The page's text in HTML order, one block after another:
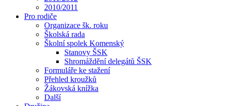
2010/2011
Pro rodiče
Organizace šk. roku
Školská rada
Školní spolek Komenský
Stanovy ŠSK
Shromáždění delegátů ŠSK
Formuláře ke stažení
Přehled kroužků
Žákovská knížka
Další